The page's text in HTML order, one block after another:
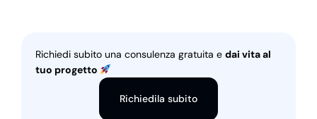
Richiedi subito una consulenza gratuita e dai vita al
tuo progetto
Richiedila subito